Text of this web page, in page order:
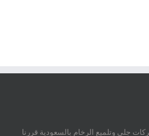
جلي وتلميع الرخام بالسعودية قررنا